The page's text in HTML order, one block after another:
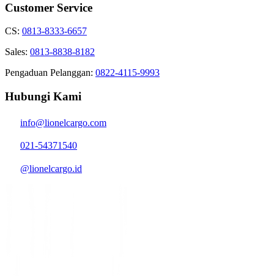
Customer Service
CS: 0813-8333-6657
Sales: 0813-8838-8182
Pengaduan Pelanggan: 0822-4115-9993
Hubungi Kami
info@lionelcargo.com
021-54371540
@lionelcargo.id